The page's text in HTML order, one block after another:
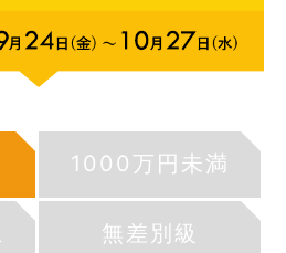
1000万円未満
無差別級